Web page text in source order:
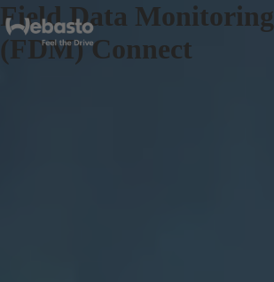
Field Data Monitoring
(FDM) Connect